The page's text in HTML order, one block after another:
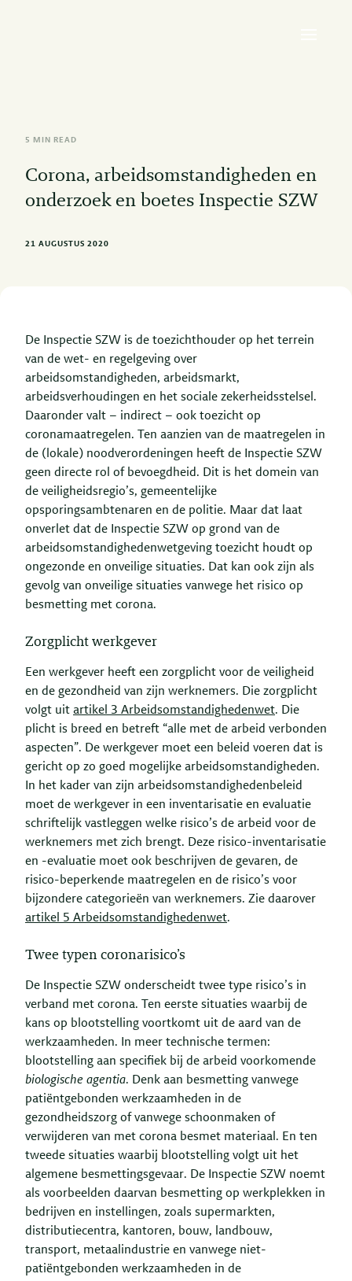
5 MIN READ
Corona, arbeidsomstandigheden en
onderzoek en boetes Inspectie SZW
21 AUGUSTUS 2020
De Inspectie SZW is de toezichthouder op het terrein
van de wet- en regelgeving over
arbeidsomstandigheden, arbeidsmarkt,
arbeidsverhoudingen en het sociale zekerheidsstelsel.
Daaronder valt – indirect – ook toezicht op
coronamaatregelen. Ten aanzien van de maatregelen in
de (lokale) noodverordeningen heeft de Inspectie SZW
geen directe rol of bevoegdheid. Dit is het domein van
de veiligheidsregio’s, gemeentelijke
opsporingsambtenaren en de politie. Maar dat laat
onverlet dat de Inspectie SZW op grond van de
arbeidsomstandighedenwetgeving toezicht houdt op
ongezonde en onveilige situaties. Dat kan ook zijn als
gevolg van onveilige situaties vanwege het risico op
besmetting met corona.
Zorgplicht werkgever
Een werkgever heeft een zorgplicht voor de veiligheid
en de gezondheid van zijn werknemers. Die zorgplicht
volgt uit artikel 3 Arbeidsomstandighedenwet. Die
plicht is breed en betreft “alle met de arbeid verbonden
aspecten”. De werkgever moet een beleid voeren dat is
gericht op zo goed mogelijke arbeidsomstandigheden.
In het kader van zijn arbeidsomstandighedenbeleid
moet de werkgever in een inventarisatie en evaluatie
schriftelijk vastleggen welke risico’s de arbeid voor de
werknemers met zich brengt. Deze risico-inventarisatie
en -evaluatie moet ook beschrijven de gevaren, de
risico-beperkende maatregelen en de risico’s voor
bijzondere categorieën van werknemers. Zie daarover
artikel 5 Arbeidsomstandighedenwet.
Twee typen coronarisico’s
De Inspectie SZW onderscheidt twee type risico’s in
verband met corona. Ten eerste situaties waarbij de
kans op blootstelling voortkomt uit de aard van de
werkzaamheden. In meer technische termen:
blootstelling aan specifiek bij de arbeid voorkomende
biologische agentia. Denk aan besmetting vanwege
patiëntgebonden werkzaamheden in de
gezondheidszorg of vanwege schoonmaken of
verwijderen van met corona besmet materiaal. En ten
tweede situaties waarbij blootstelling volgt uit het
algemene besmettingsgevaar. De Inspectie SZW noemt
als voorbeelden daarvan besmetting op werkplekken in
bedrijven en instellingen, zoals supermarkten,
distributiecentra, kantoren, bouw, landbouw,
transport, metaalindustrie en vanwege niet-
patiëntgebonden werkzaamheden in de